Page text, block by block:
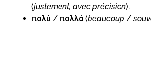
(justement, avec précision).
πολύ / πολλά (beaucoup /